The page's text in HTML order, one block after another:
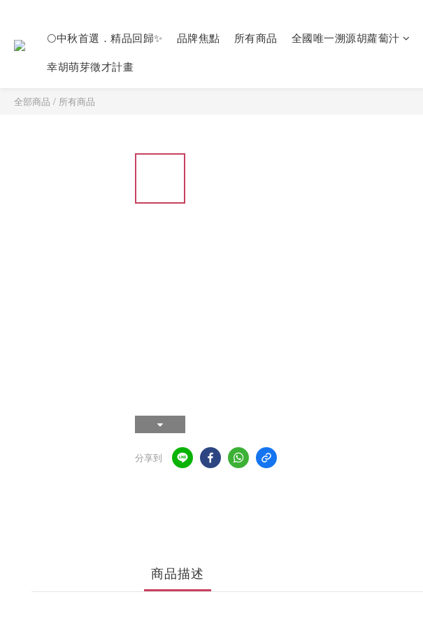
🌕中秋首選．精品回歸✨ 品牌焦點 所有商品 全國唯一溯源胡蘿蔔汁
幸胡萌芽徵才計畫
全部商品 / 所有商品
分享到
商品描述